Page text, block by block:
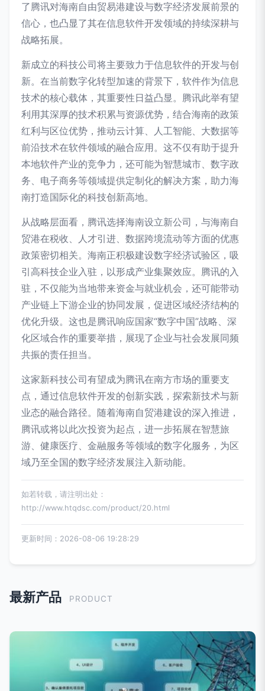
了腾讯对海南自由贸易港建设与数字经济发展前景的
信心，也凸显了其在信息软件开发领域的持续深耕与
战略拓展。
新成立的科技公司将主要致力于信息软件的开发与创
新。在当前数字化转型加速的背景下，软件作为信息
技术的核心载体，其重要性日益凸显。腾讯此举有望
利用其深厚的技术积累与资源优势，结合海南的政策
红利与区位优势，推动云计算、人工智能、大数据等
前沿技术在软件领域的融合应用。这不仅有助于提升
本地软件产业的竞争力，还可能为智慧城市、数字政
务、电子商务等领域提供定制化的解决方案，助力海
南打造国际化的科技创新高地。
从战略层面看，腾讯选择海南设立新公司，与海南自
贸港在税收、人才引进、数据跨境流动等方面的优惠
政策密切相关。海南正积极建设数字经济试验区，吸
引高科技企业入驻，以形成产业集聚效应。腾讯的入
驻，不仅能为当地带来资金与就业机会，还可能带动
产业链上下游企业的协同发展，促进区域经济结构的
优化升级。这也是腾讯响应国家“数字中国”战略、深
化区域合作的重要举措，展现了企业与社会发展同频
共振的责任担当。
这家新科技公司有望成为腾讯在南方市场的重要支
点，通过信息软件开发的创新实践，探索新技术与新
业态的融合路径。随着海南自贸港建设的深入推进，
腾讯或将以此次投资为起点，进一步拓展在智慧旅
游、健康医疗、金融服务等领域的数字化服务，为区
域乃至全国的数字经济发展注入新动能。
如若转载，请注明出处：
http://www.htqdsc.com/product/20.html
更新时间：2026-08-06 19:28:29
最新产品 PRODUCT